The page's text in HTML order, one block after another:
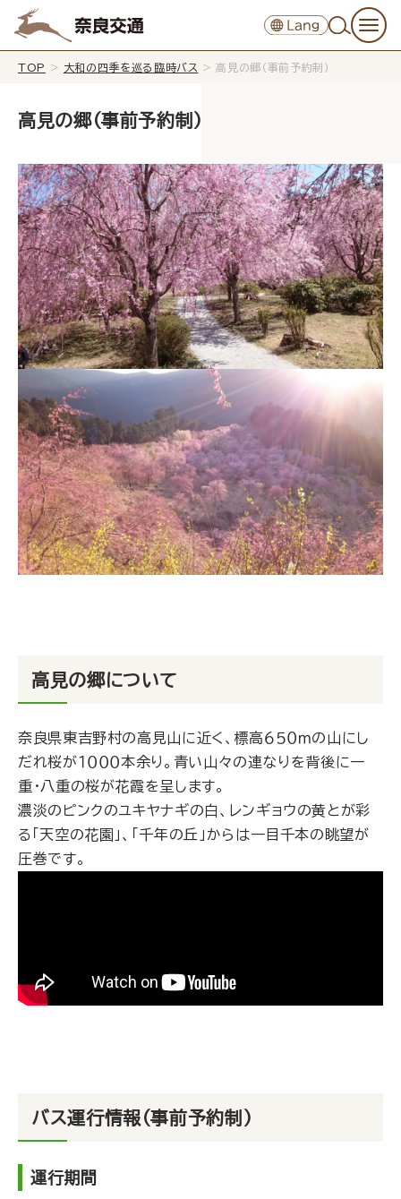
TOP > 大和の四季を巡る臨時バス >高見の郷（事前予約制）
高見の郷（事前予約制）
高見の郷について
奈良県東吉野村の高見山に近く、標高６５０ｍの山にし
だれ桜が１０００本余り。青い山々の連なりを背後に一
重･八重の桜が花霞を呈します。
濃淡のピンクのユキヤナギの白、レンギョウの黄とが彩
る「天空の花園」、「千年の丘」からは一目千本の眺望が
圧巻です。
バス運行情報（事前予約制）
運行期間